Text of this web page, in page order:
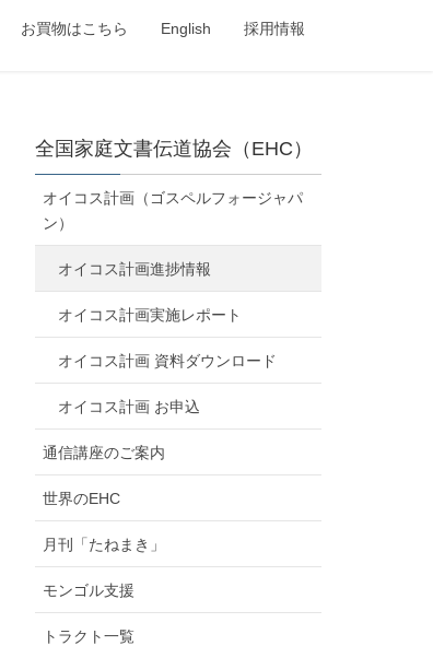
お買物はこちら English 採用情報
全国家庭文書伝道協会（EHC）
オイコス計画（ゴスペルフォージャパ
ン）
オイコス計画進捗情報
オイコス計画実施レポート
オイコス計画 資料ダウンロード
オイコス計画 お申込
通信講座のご案内
世界のEHC
月刊「たねまき」
モンゴル支援
トラクト一覧